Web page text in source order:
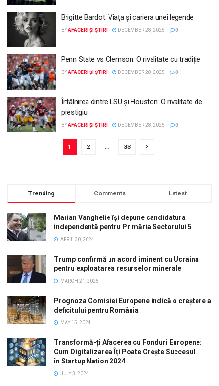
Brigitte Bardot: Viața și cariera unei legende
BYAFACERI ȘI ȘTIRI DECEMBER 28, 2025 0
Penn State vs Clemson: O rivalitate cu tradiție
BYAFACERI ȘI ȘTIRI DECEMBER 28, 2025 0
Întâlnirea dintre LSU și Houston: O rivalitate de
prestigiu
BYAFACERI ȘI ȘTIRI DECEMBER 28, 2025 0
1 2 … 33
Trending Comments Latest
Marian Vanghelie își depune candidatura
independentă pentru Primăria Sectorului 5
APRIL 30, 2024
Trump confirmă un acord iminent cu Ucraina
pentru exploatarea resurselor minerale
MARCH 21, 2025
Prognoza Comisiei Europene indică o creștere a
deficitului pentru România
MAY 15, 2024
Transformă-ți Afacerea cu Fonduri Europene:
Cum Digitalizarea Îți Poate Crește Succesul
în Startup Nation 2024
JULY 3, 2024